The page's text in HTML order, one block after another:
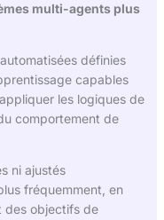
multi-agents plus
définies
capables
les logiques de
comportement de
ni ajustés
fréquemment, en
des objectifs de